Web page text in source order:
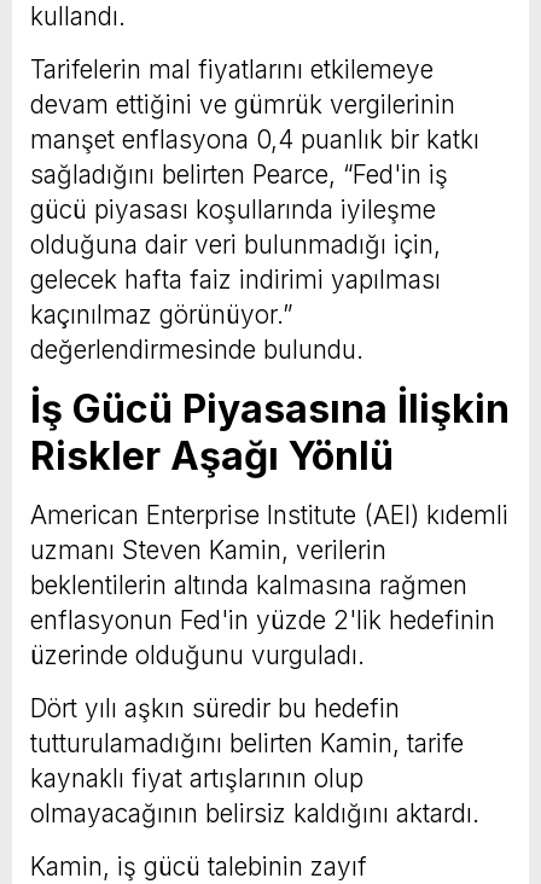
kullandı.
Tarifelerin mal fiyatlarını etkilemeye
devam ettiğini ve gümrük vergilerinin
manşet enflasyona 0,4 puanlık bir katkı
sağladığını belirten Pearce, “Fed'in iş
gücü piyasası koşullarında iyileşme
olduğuna dair veri bulunmadığı için,
gelecek hafta faiz indirimi yapılması
kaçınılmaz görünüyor.”
değerlendirmesinde bulundu.
İş Gücü Piyasasına İlişkin
Riskler Aşağı Yönlü
American Enterprise Institute (AEI) kıdemli
uzmanı Steven Kamin, verilerin
beklentilerin altında kalmasına rağmen
enflasyonun Fed'in yüzde 2'lik hedefinin
üzerinde olduğunu vurguladı.
Dört yılı aşkın süredir bu hedefin
tutturulamadığını belirten Kamin, tarife
kaynaklı fiyat artışlarının olup
olmayacağının belirsiz kaldığını aktardı.
Kamin, iş gücü talebinin zayıf